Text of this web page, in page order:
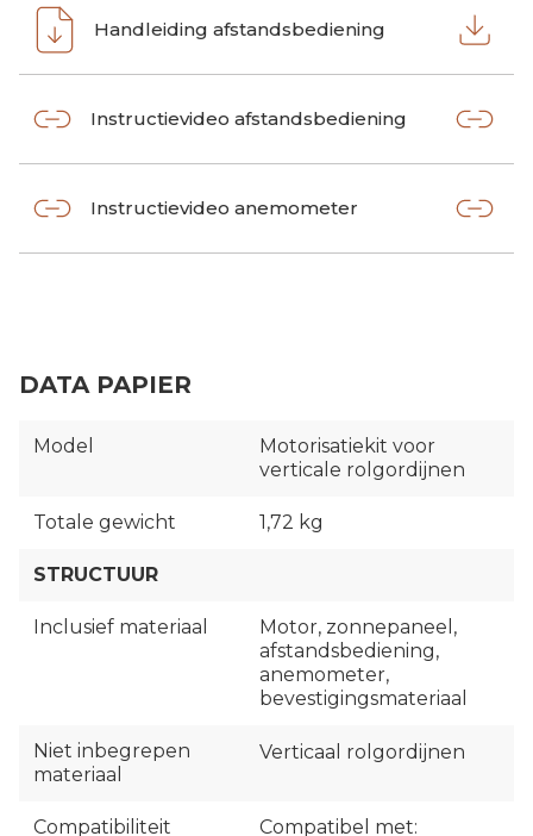
Handleiding afstandsbediening
Instructievideo afstandsbediening
Instructievideo anemometer
DATA PAPIER
Model
Motorisatiekit voor
verticale rolgordijnen
Totale gewicht 1,72 kg
STRUCTUUR
Inclusief materiaal
Motor, zonnepaneel,
afstandsbediening,
anemometer,
bevestigingsmateriaal
Niet inbegrepen
materiaal
Verticaal rolgordijnen
Compatibiliteit Compatibel met: